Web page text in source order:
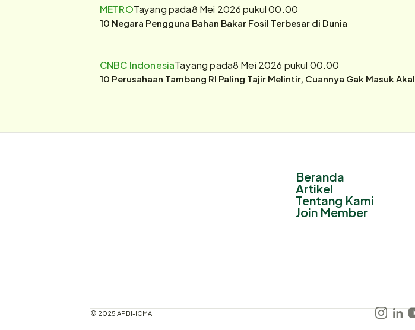
METROTayang pada8 Mei 2026 pukul 00.00
10 Negara Pengguna Bahan Bakar Fosil Terbesar di Dunia
CNBC IndonesiaTayang pada8 Mei 2026 pukul 00.00
10 Perusahaan Tambang RI Paling Tajir Melintir, Cuannya Gak Masuk Akal
Beranda
Artikel
Tentang Kami
Join Member
© 2025 APBI-ICMA